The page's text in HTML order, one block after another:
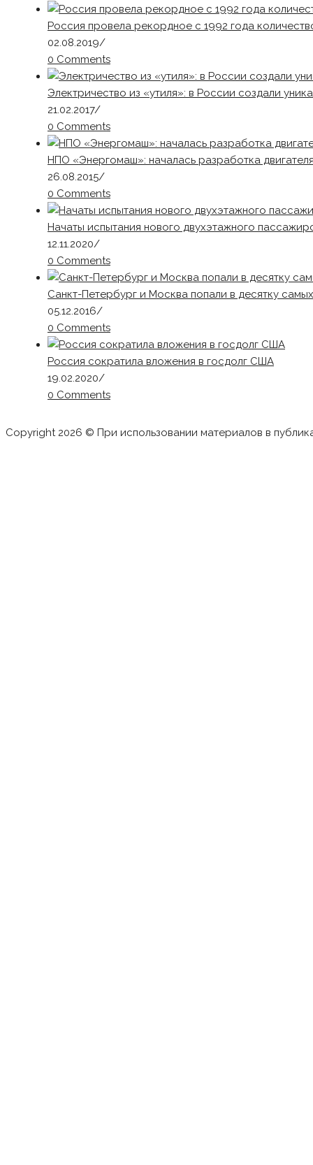
Россия провела рекордное с 1992 года
02.08.2019/
0 Comments
Электричество из «утиля»: в России создали
21.02.2017/
0 Comments
НПО «Энергомаш»: началась разработка
26.08.2015/
0 Comments
Начаты испытания нового двухэтажного
12.11.2020/
0 Comments
Санкт-Петербург и Москва попали в десятку
05.12.2016/
0 Comments
Россия сократила вложения в госдолг США
19.02.2020/
0 Comments
Copyright 2026 © При использовании материалов в